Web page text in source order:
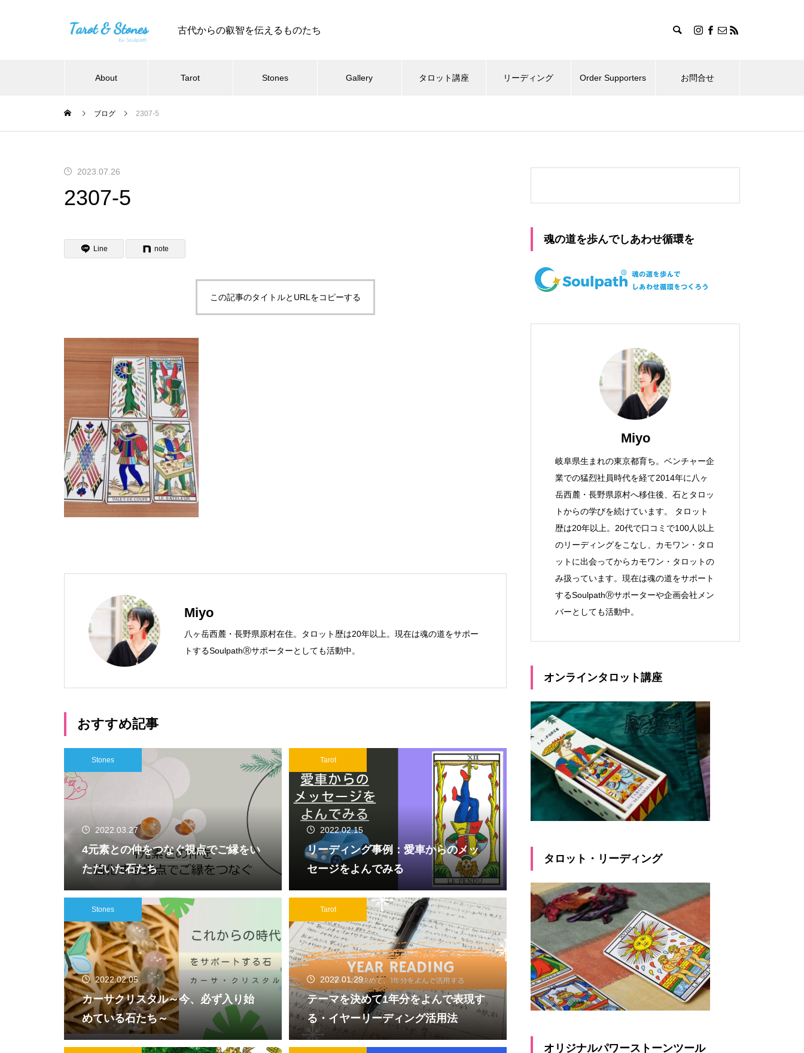
古代からの叡智を伝えるものたち
About Tarot Stones Gallery タロット講座 リーディング Order Supporters お問合せ
ブログ 2307-5
2023.07.26
2307-5
Line note
この記事のタイトルとURLをコピーする
Miyo
八ヶ岳西麓・長野県原村在住。タロット歴は20年以上。現在は魂の道をサポー
トするSoulpathⓇサポーターとしても活動中。
おすすめ記事
Stones
2022.03.27
4元素との仲をつなぐ視点でご縁をい
ただいた石たち
Tarot
2022.02.15
リーディング事例：愛車からのメッ
セージをよんでみる
Stones
2022.02.05
カーサクリスタル～今、必ず入り始
めている石たち～
Tarot
2022.01.29
テーマを決めて1年分をよんで表現す
る・イヤーリーディング活用法
魂の道を歩んでしあわせ循環を
Miyo
岐阜県生まれの東京都育ち。ベンチャー企
業での猛烈社員時代を経て2014年に八ヶ
岳西麓・長野県原村へ移住後、石とタロッ
トからの学びを続けています。 タロット
歴は20年以上。20代で口コミで100人以上
のリーディングをこなし、カモワン・タロ
ットに出会ってからカモワン・タロットの
み扱っています。現在は魂の道をサポート
するSoulpathⓇサポーターや企画会社メン
バーとしても活動中。
オンラインタロット講座
タロット・リーディング
オリジナルパワーストーンツール